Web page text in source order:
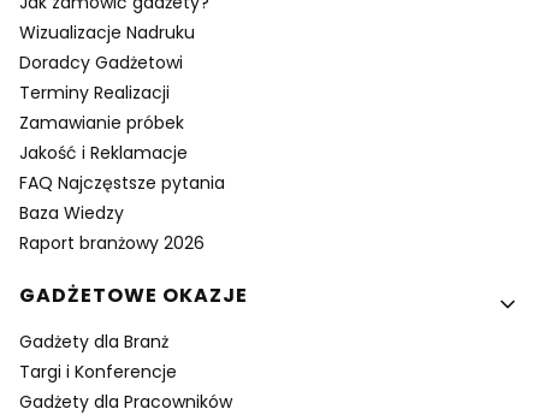
Wizualizacje Nadruku
Doradcy Gadżetowi
Terminy Realizacji
Zamawianie próbek
Jakość i Reklamacje
FAQ Najczęstsze pytania
Baza Wiedzy
Raport branżowy 2026
GADŻETOWE OKAZJE
Gadżety dla Branż
Targi i Konferencje
Gadżety dla Pracowników